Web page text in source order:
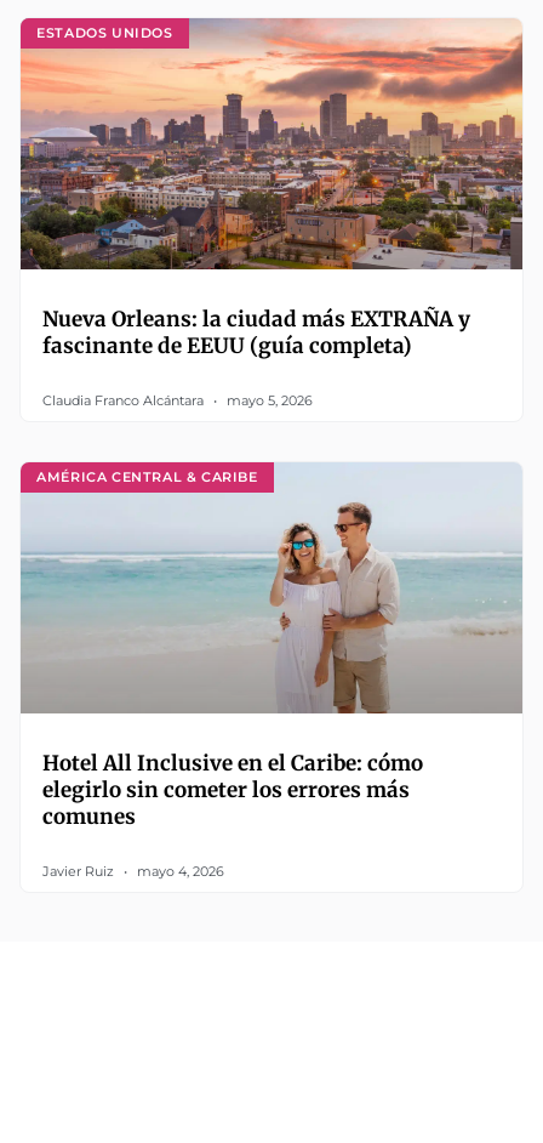
ESTADOS UNIDOS
Nueva Orleans: la ciudad más EXTRAÑA y
fascinante de EEUU (guía completa)
Claudia Franco Alcántara mayo 5, 2026
AMÉRICA CENTRAL & CARIBE
Hotel All Inclusive en el Caribe: cómo
elegirlo sin cometer los errores más
comunes
Javier Ruiz mayo 4, 2026